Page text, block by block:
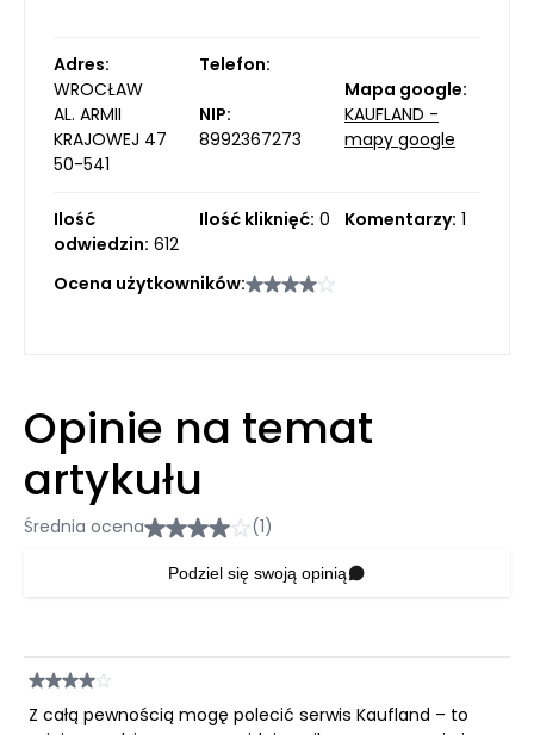
Adres:
WROCŁAW
AL. ARMII
KRAJOWEJ 47
50-541
Telefon:
NIP:
8992367273
Mapa google:
KAUFLAND -
mapy google
Ilość
odwiedzin: 612
Ilość kliknięć: 0 Komentarzy: 1
Ocena użytkowników:
Opinie na temat
artykułu
Średnia ocena (1)
Podziel się swoją opinią
Z całą pewnością mogę polecić serwis Kaufland – to